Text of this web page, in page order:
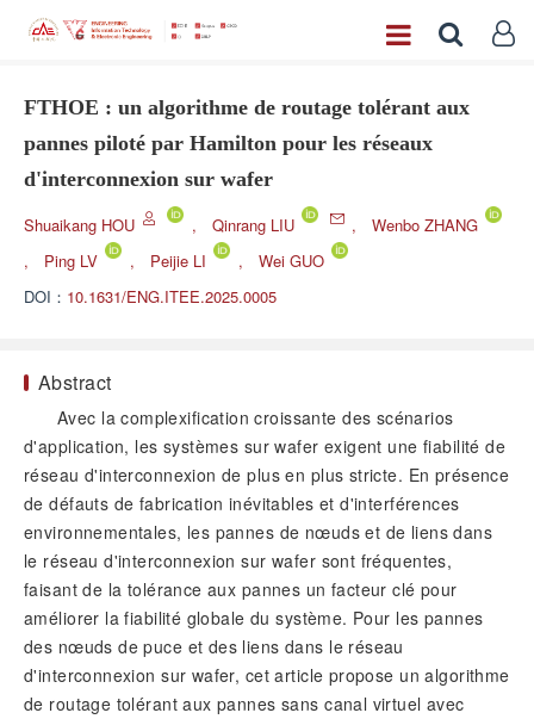
FTHOE : un algorithme de routage tolérant aux
pannes piloté par Hamilton pour les réseaux
d'interconnexion sur wafer
Shuaikang HOU , Qinrang LIU ,
Wenbo ZHANG
,
Ping LV , Peijie LI ,
Wei GUO
DOI： 10.1631/ENG.ITEE.2025.0005
Abstract
Avec la complexification croissante des scénarios
d'application, les systèmes sur wafer exigent une fiabilité de
réseau d'interconnexion de plus en plus stricte. En présence
de défauts de fabrication inévitables et d'interférences
environnementales, les pannes de nœuds et de liens dans
le réseau d'interconnexion sur wafer sont fréquentes,
faisant de la tolérance aux pannes un facteur clé pour
améliorer la fiabilité globale du système. Pour les pannes
des nœuds de puce et des liens dans le réseau
d'interconnexion sur wafer, cet article propose un algorithme
de routage tolérant aux pannes sans canal virtuel avec